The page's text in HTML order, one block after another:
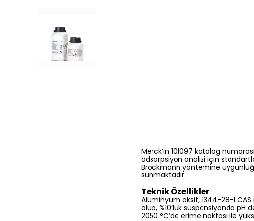
Merck’in 101097 katalog
adsorpsiyon analizi için
Brockmann yöntemine
sunmaktadır.
Teknik Özellikler
Alüminyum oksit, 1344-28-1 CAS
olup, %10’luk süspansiyonda pH
2050 °C’de erime noktası ile